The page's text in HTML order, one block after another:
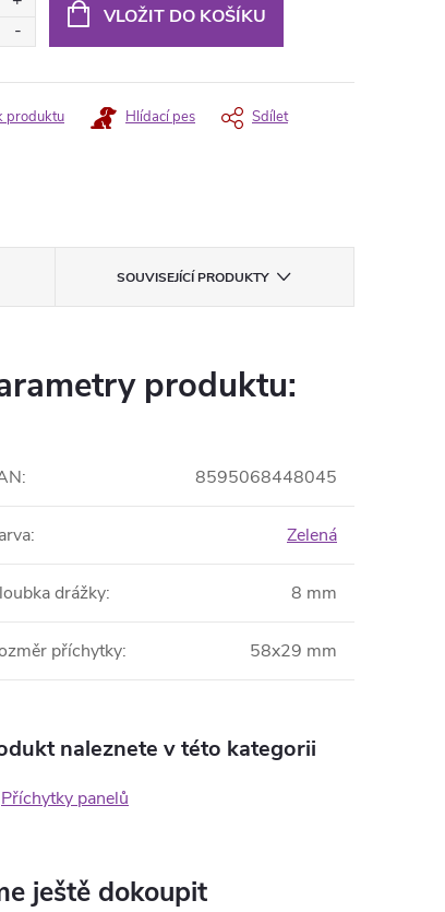
VLOŽIT DO KOŠÍKU
produktu Hlídací pes Sdílet
SOUVISEJÍCÍ PRODUKTY
produktu:
: 8595068448045
: Zelená
drážky: 8 mm
příchytky: 58x29 mm
naleznete v této kategorii
Příchytky panelů
ještě dokoupit